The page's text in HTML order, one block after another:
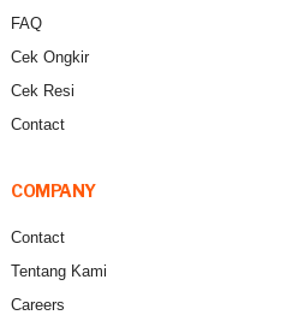
FAQ
Cek Ongkir
Cek Resi
Contact
COMPANY
Contact
Tentang Kami
Careers